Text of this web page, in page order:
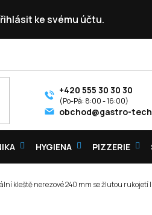
ke svému účtu.
+420 555 30 30 30
obchod@gastro-
HYGIENA PIZZERIE
kleště nerezové 240 mm se žlutou rukojetí |